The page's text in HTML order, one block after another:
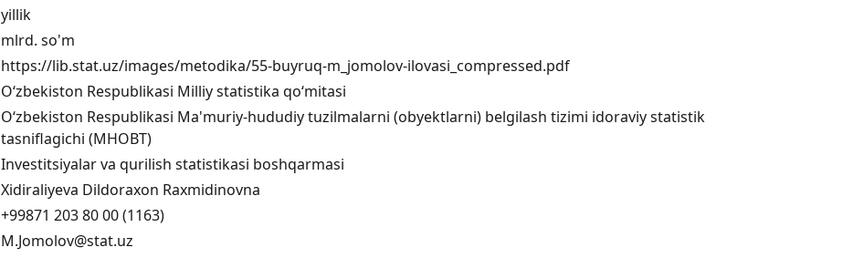
yillik
mlrd. so'm
https://lib.stat.uz/images/metodika/55-buyruq-m_jomolov-ilovasi_compressed.pdf
O‘zbekiston Respublikasi Milliy statistika qo‘mitasi
O‘zbekiston Respublikasi Ma'muriy-hududiy tuzilmalarni (obyektlarni) belgilash tizimi idoraviy statistik
tasniflagichi (MHOBT)
Investitsiyalar va qurilish statistikasi boshqarmasi
Xidiraliyeva Dildoraxon Raxmidinovna
+99871 203 80 00 (1163)
M.Jomolov@stat.uz